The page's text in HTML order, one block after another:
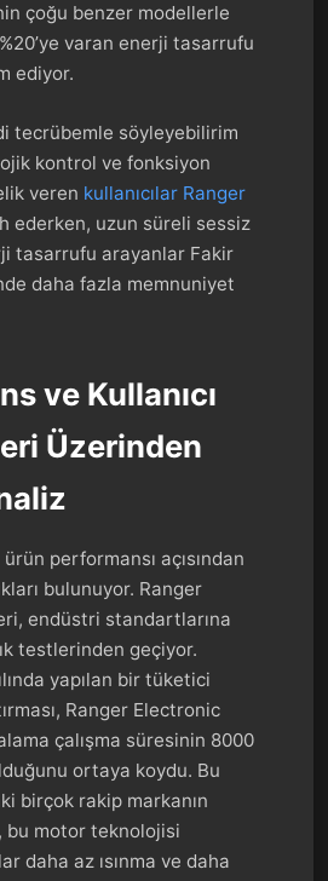
çoğu benzer modellerle
%20’ye varan enerji tasarrufu
ediyor.
tecrübemle söyleyebilirim
kontrol ve fonksiyon
veren kullanıcılar Ranger
ederken, uzun süreli sessiz
tasarrufu arayanlar Fakir
daha fazla memnuniyet
ve Kullanıcı
Üzerinden
performansı açısından
bulunuyor. Ranger
endüstri standartlarına
testlerinden geçiyor.
yapılan bir tüketici
Ranger Electronic
çalışma süresinin 8000
ortaya koydu. Bu
birçok rakip markanın
bu motor teknolojisi
daha az ısınma ve daha